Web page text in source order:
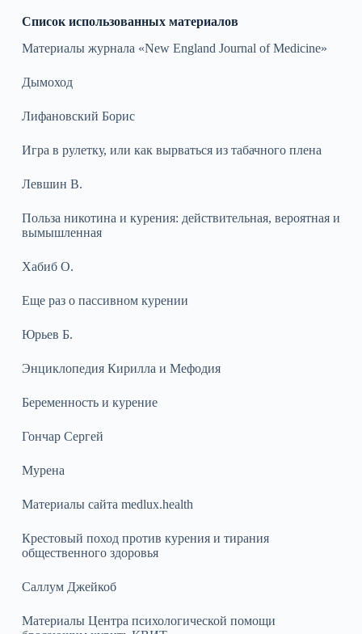
Список использованных материалов
Материалы журнала «New England Journal of Medicine»
Дымоход
Лифановский Борис
Игра в рулетку, или как вырваться из табачного плена
Левшин В.
Польза никотина и курения: действительная, вероятная и
вымышленная
Хабиб О.
Еще раз о пассивном курении
Юрьев Б.
Энциклопедия Кирилла и Мефодия
Беременность и курение
Гончар Сергей
Мурена
Материалы сайта medlux.health
Крестовый поход против курения и тирания
общественного здоровья
Саллум Джейкоб
Материалы Центра психологической помощи